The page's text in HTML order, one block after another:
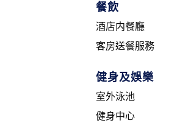
餐飲
酒店内餐廳
客房送餐服務
健身及娛樂
室外泳池
健身中心